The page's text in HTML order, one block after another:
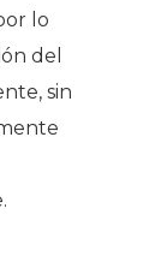
lo
del
sin